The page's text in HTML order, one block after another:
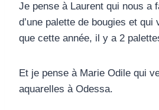
Je pense à Laurent qui nous a
d’une palette de bougies et qui
que cette année, il y a 2
Et je pense à Marie Odile qui
aquarelles à Odessa.